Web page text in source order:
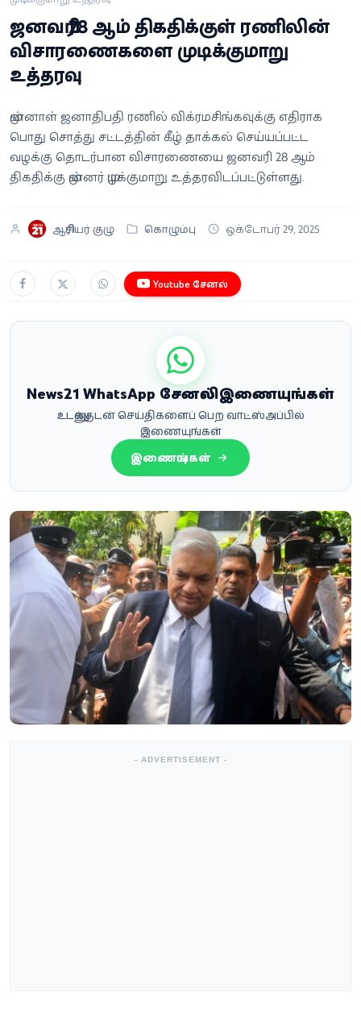
வீடியோ
வணிகம்
வெப்ஸ்டோரி
ஜனவரி 28 ஆம் திகதிக்குள் ரணிலின்
விசாரணைகளை முடிக்குமாறு
உத்தரவு
முன்னாள் ஜனாதிபதி ரணில் விக்ரமசிங்கவுக்கு எதிராக
பொது சொத்து சட்டத்தின் கீழ் தாக்கல் செய்யப்பட்ட
வழக்கு தொடர்பான விசாரணையை ஜனவரி 28 ஆம்
திகதிக்கு முன்னர் முடிக்குமாறு உத்தரவிடப்பட்டுள்ளது.
ஆசிரியர் குழு கொழும்பு ஒக்டோபர் 29, 2025
Youtube சேனல்
News21 WhatsApp சேனலில் இணையுங்கள்
உடனுக்குடன் செய்திகளைப் பெற வாட்ஸ்அப்பில்
இணையுங்கள்
இணையுங்கள்
- ADVERTISEMENT -